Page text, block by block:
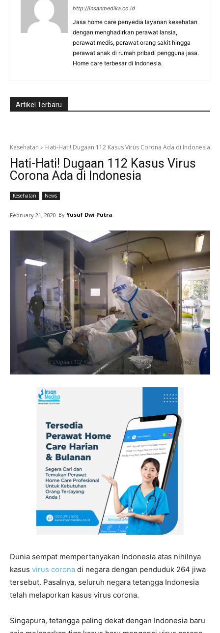
http://insanmedika.co.id
Jasa home care penyedia layanan kesehatan
dengan menghadirkan perawat lansia,
perawat medis, perawat orang sakit hingga
perawat anak di rumah pribadi pengguna jasa.
Home care terbesar di Indonesia.
Artikel Terbaru